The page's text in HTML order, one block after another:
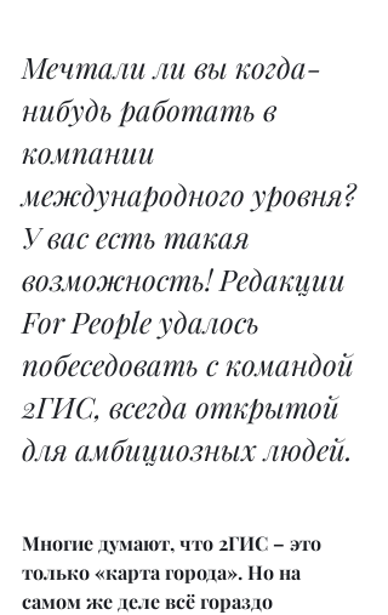
Мечтали ли вы когда-
нибудь работать в
компании
международного уровня?
У вас есть такая
возможность! Редакции
For People удалось
побеседовать с командой
2ГИС, всегда открытой
для амбициозных людей.
Многие думают, что 2ГИС – это
только «карта города». Но на
самом же деле всё гораздо